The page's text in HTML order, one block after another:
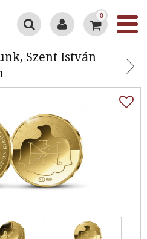
0
Szent István
Szent István
érmen